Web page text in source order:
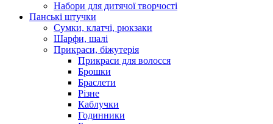
Набори для дитячої творчості
Панські штучки
Сумки, клатчі, рюкзаки
Шарфи, шалі
Прикраси, біжутерія
Прикраси для волосся
Брошки
Браслети
Різне
Каблучки
Годинники